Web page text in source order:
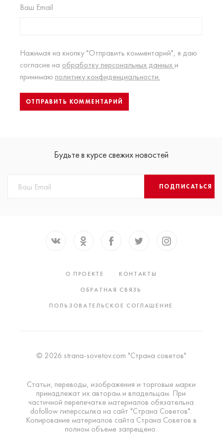
Ваш Email
Нажимая на кнопку "Отправить комментарий", я даю
согласие на обработку персональных данных и
принимаю политику конфиденциальности.
Будьте в курсе свежих новостей
ПОДПИСАТЬСЯ
О ПРОЕКТЕ
КОНТАКТЫ
ОБРАТНАЯ СВЯЗЬ
ПОЛЬЗОВАТЕЛЬСКОЕ СОГЛАШЕНИЕ
© 2026 strana-sovetov.com "Страна советов"
Статьи, переводы, изображения и торговые марки
принадлежат их авторам и владельцам. При
частичной перепечатке материалов обязательна
dofollow гиперссылка на сайт "Страна Советов".
Копирование материалов сайта Страна Советов в
полном объеме запрещено.